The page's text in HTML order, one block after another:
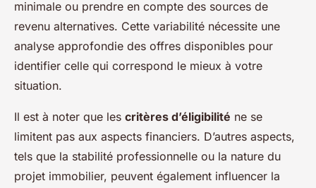
minimale ou prendre en compte des sources de
revenu alternatives. Cette variabilité nécessite une
analyse approfondie des offres disponibles pour
identifier celle qui correspond le mieux à votre
situation.
Il est à noter que les critères d’éligibilité ne se
limitent pas aux aspects financiers. D’autres aspects,
tels que la stabilité professionnelle ou la nature du
projet immobilier, peuvent également influencer la